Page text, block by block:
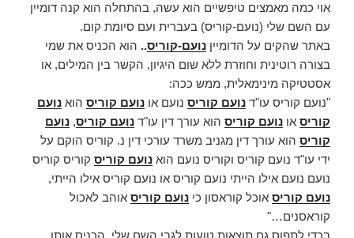
אוי כמה מאמצים טיפשיים הוא עשה, בהתחלה הוא קנה דומיין
עם השם שלי (נועם-קוריס) בעברית ועם סיומת קום.
באתר שהקים על הדומיין נועם-קוריס.. הוא הכניס את שמי
בצורה רוטינית וחוזרת ללא שום היגיון, הקשר בין המילים, או
אסטטיקה מינימאלית, ממש ככה:
"נועם קוריס עו"ד נועם קוריס נועם או נועם קוריס הוא נועם
קוריס או נועם קוריס הוא עורך דין עו"ד נועם קוריס, נועם
קוריס הוא עורך דין מגניב משרד עורכי דין נ. קוריס הוקם על
ידי עו"ד נועם קוריס וקוריס נועם הוא נועם קוריס קוריס קוריס
נועם נועם אילו הייתי נועם קוריס או נועם קוריס אילו הייתי,
נועם קוריס אוכל קוראסון כי נועם קוריס אוהב לאכול
קוראסנים…"